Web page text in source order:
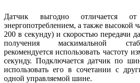
Датчик выгодно отличается
энергопотреблением, а также высокой
200 в секунду) и скоростью передачи
получения маскимальной
рекомендуется использовать частоту
секунду. Подключается датчик по
использовать его в сочетании с
одной управляемой шине.